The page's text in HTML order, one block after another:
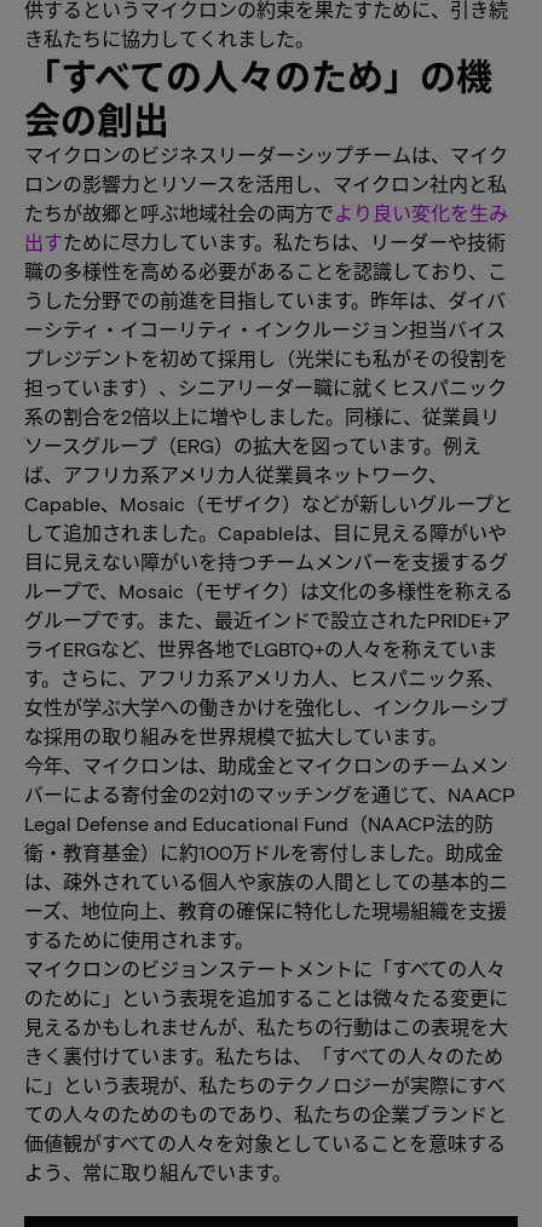
供するというマイクロンの約束を果たすために、引き続
き私たちに協力してくれました。
「すべての人々のため」の機
会の創出
マイクロンのビジネスリーダーシップチームは、マイク
ロンの影響力とリソースを活用し、マイクロン社内と私
たちが故郷と呼ぶ地域社会の両方でより良い変化を生み
出すために尽力しています。私たちは、リーダーや技術
職の多様性を高める必要があることを認識しており、こ
うした分野での前進を目指しています。昨年は、ダイバ
ーシティ・イコーリティ・インクルージョン担当バイス
プレジデントを初めて採用し（光栄にも私がその役割を
担っています）、シニアリーダー職に就くヒスパニック
系の割合を2倍以上に増やしました。同様に、従業員リ
ソースグループ（ERG）の拡大を図っています。例え
ば、アフリカ系アメリカ人従業員ネットワーク、
Capable、Mosaic（モザイク）などが新しいグループと
して追加されました。Capableは、目に見える障がいや
目に見えない障がいを持つチームメンバーを支援するグ
ループで、Mosaic（モザイク）は文化の多様性を称える
グループです。また、最近インドで設立されたPRIDE+ア
ライERGなど、世界各地でLGBTQ+の人々を称えていま
す。さらに、アフリカ系アメリカ人、ヒスパニック系、
女性が学ぶ大学への働きかけを強化し、インクルーシブ
な採用の取り組みを世界規模で拡大しています。
今年、マイクロンは、助成金とマイクロンのチームメン
バーによる寄付金の2対1のマッチングを通じて、NAACP
Legal Defense and Educational Fund（NAACP法的防
衛・教育基金）に約100万ドルを寄付しました。助成金
は、疎外されている個人や家族の人間としての基本的ニ
ーズ、地位向上、教育の確保に特化した現場組織を支援
するために使用されます。
マイクロンのビジョンステートメントに「すべての人々
のために」という表現を追加することは微々たる変更に
見えるかもしれませんが、私たちの行動はこの表現を大
きく裏付けています。私たちは、「すべての人々のため
に」という表現が、私たちのテクノロジーが実際にすべ
ての人々のためのものであり、私たちの企業ブランドと
価値観がすべての人々を対象としていることを意味する
よう、常に取り組んでいます。